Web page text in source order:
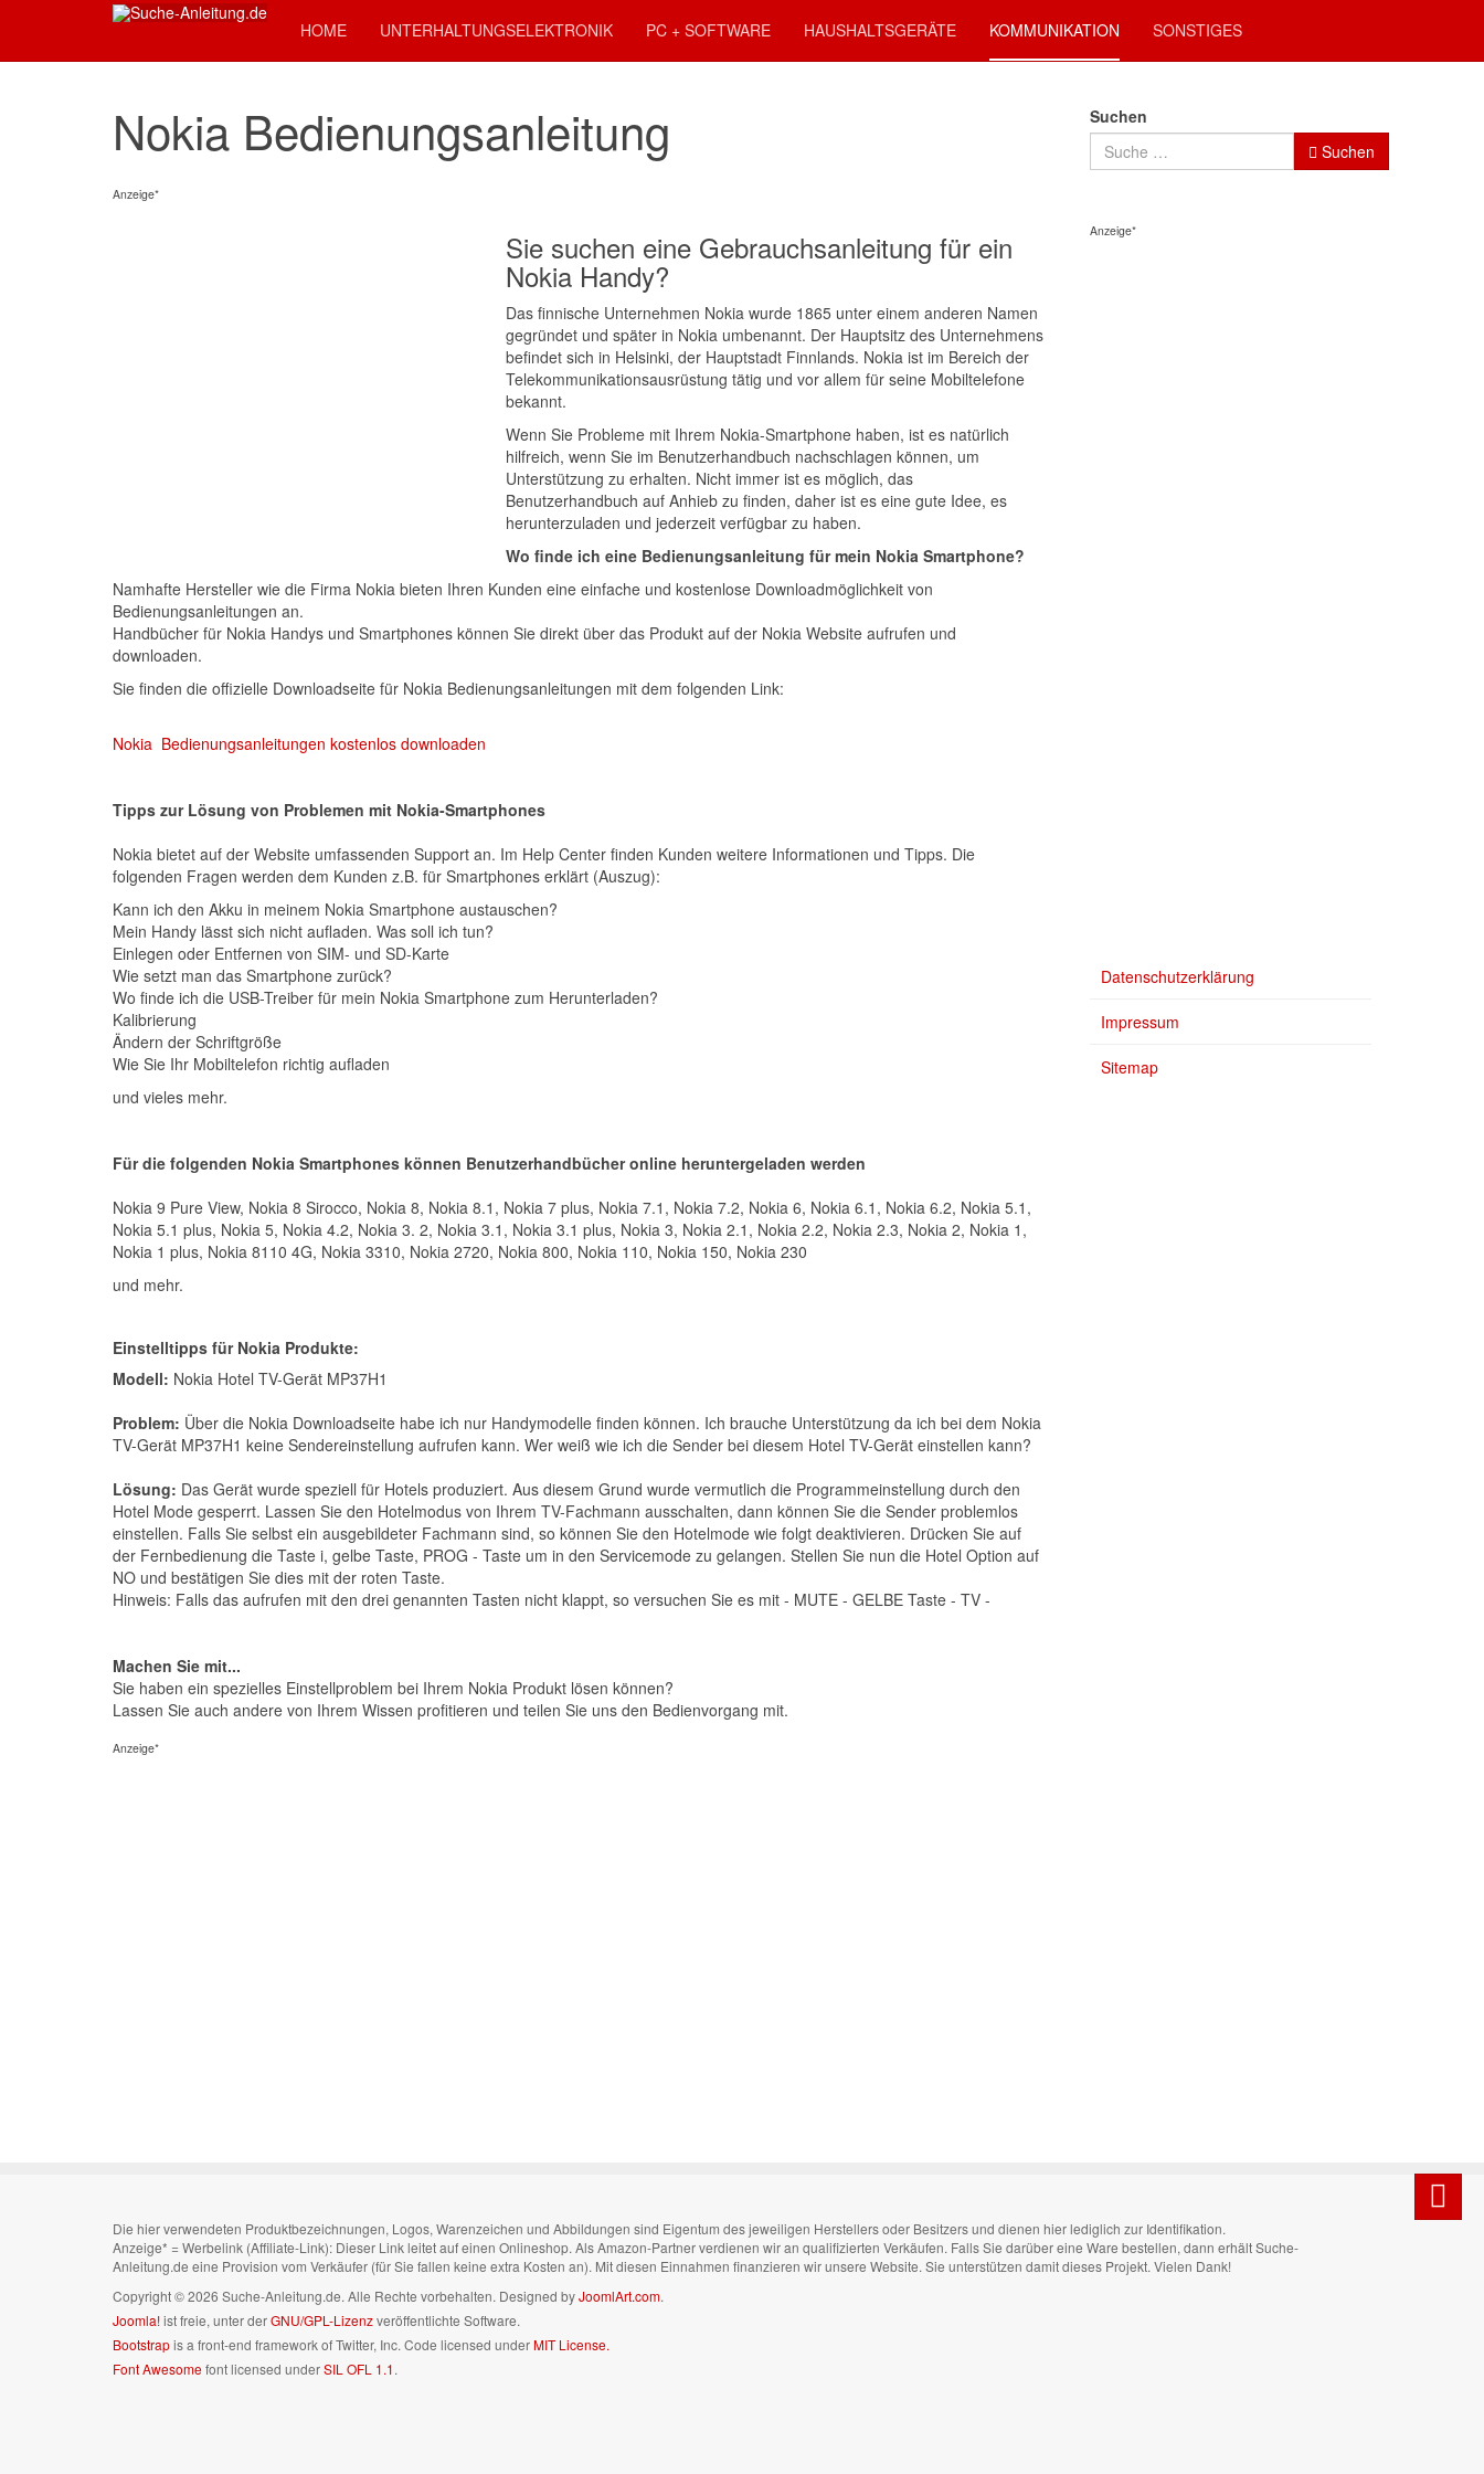
HOME UNTERHALTUNGSELEKTRONIK PC + SOFTWARE HAUSHALTSGERÄTE KOMMUNIKATION SONSTIGES
Nokia Bedienungsanleitung
Anzeige*
Sie suchen eine Gebrauchsanleitung für ein
Nokia Handy?
Das finnische Unternehmen Nokia wurde 1865 unter einem anderen Namen
gegründet und später in Nokia umbenannt. Der Hauptsitz des Unternehmens
befindet sich in Helsinki, der Hauptstadt Finnlands. Nokia ist im Bereich der
Telekommunikationsausrüstung tätig und vor allem für seine Mobiltelefone
bekannt.
Wenn Sie Probleme mit Ihrem Nokia-Smartphone haben, ist es natürlich
hilfreich, wenn Sie im Benutzerhandbuch nachschlagen können, um
Unterstützung zu erhalten. Nicht immer ist es möglich, das
Benutzerhandbuch auf Anhieb zu finden, daher ist es eine gute Idee, es
herunterzuladen und jederzeit verfügbar zu haben.
Wo finde ich eine Bedienungsanleitung für mein Nokia Smartphone?
Namhafte Hersteller wie die Firma Nokia bieten Ihren Kunden eine einfache und kostenlose Downloadmöglichkeit von
Bedienungsanleitungen an.
Handbücher für Nokia Handys und Smartphones können Sie direkt über das Produkt auf der Nokia Website aufrufen und
downloaden.
Sie finden die offizielle Downloadseite für Nokia Bedienungsanleitungen mit dem folgenden Link:
Nokia Bedienungsanleitungen kostenlos downloaden
Tipps zur Lösung von Problemen mit Nokia-Smartphones
Nokia bietet auf der Website umfassenden Support an. Im Help Center finden Kunden weitere Informationen und Tipps. Die
folgenden Fragen werden dem Kunden z.B. für Smartphones erklärt (Auszug):
Kann ich den Akku in meinem Nokia Smartphone austauschen?
Mein Handy lässt sich nicht aufladen. Was soll ich tun?
Einlegen oder Entfernen von SIM- und SD-Karte
Wie setzt man das Smartphone zurück?
Wo finde ich die USB-Treiber für mein Nokia Smartphone zum Herunterladen?
Kalibrierung
Ändern der Schriftgröße
Wie Sie Ihr Mobiltelefon richtig aufladen
und vieles mehr.
Für die folgenden Nokia Smartphones können Benutzerhandbücher online heruntergeladen werden
Nokia 9 Pure View, Nokia 8 Sirocco, Nokia 8, Nokia 8.1, Nokia 7 plus, Nokia 7.1, Nokia 7.2, Nokia 6, Nokia 6.1, Nokia 6.2, Nokia 5.1,
Nokia 5.1 plus, Nokia 5, Nokia 4.2, Nokia 3. 2, Nokia 3.1, Nokia 3.1 plus, Nokia 3, Nokia 2.1, Nokia 2.2, Nokia 2.3, Nokia 2, Nokia 1,
Nokia 1 plus, Nokia 8110 4G, Nokia 3310, Nokia 2720, Nokia 800, Nokia 110, Nokia 150, Nokia 230
und mehr.
Einstelltipps für Nokia Produkte:
Modell: Nokia Hotel TV-Gerät MP37H1
Problem: Über die Nokia Downloadseite habe ich nur Handymodelle finden können. Ich brauche Unterstützung da ich bei dem Nokia
TV-Gerät MP37H1 keine Sendereinstellung aufrufen kann. Wer weiß wie ich die Sender bei diesem Hotel TV-Gerät einstellen kann?
Lösung: Das Gerät wurde speziell für Hotels produziert. Aus diesem Grund wurde vermutlich die Programmeinstellung durch den
Hotel Mode gesperrt. Lassen Sie den Hotelmodus von Ihrem TV-Fachmann ausschalten, dann können Sie die Sender problemlos
einstellen. Falls Sie selbst ein ausgebildeter Fachmann sind, so können Sie den Hotelmode wie folgt deaktivieren. Drücken Sie auf
der Fernbedienung die Taste i, gelbe Taste, PROG - Taste um in den Servicemode zu gelangen. Stellen Sie nun die Hotel Option auf
NO und bestätigen Sie dies mit der roten Taste.
Hinweis: Falls das aufrufen mit den drei genannten Tasten nicht klappt, so versuchen Sie es mit - MUTE - GELBE Taste - TV -
Machen Sie mit...
Sie haben ein spezielles Einstellproblem bei Ihrem Nokia Produkt lösen können?
Lassen Sie auch andere von Ihrem Wissen profitieren und teilen Sie uns den Bedienvorgang mit.
Anzeige*
Suchen
Suchen
Anzeige*
Datenschutzerklärung
Impressum
Sitemap
Die hier verwendeten Produktbezeichnungen, Logos, Warenzeichen und Abbildungen sind Eigentum des jeweiligen Herstellers oder Besitzers und dienen hier lediglich zur Identifikation.
Anzeige* = Werbelink (Affiliate-Link): Dieser Link leitet auf einen Onlineshop. Als Amazon-Partner verdienen wir an qualifizierten Verkäufen. Falls Sie darüber eine Ware bestellen, dann erhält Suche-
Anleitung.de eine Provision vom Verkäufer (für Sie fallen keine extra Kosten an). Mit diesen Einnahmen finanzieren wir unsere Website. Sie unterstützen damit dieses Projekt. Vielen Dank!
Copyright © 2026 Suche-Anleitung.de. Alle Rechte vorbehalten. Designed byJoomlArt.com.
Joomla!ist freie, unter derGNU/GPL-Lizenzveröffentlichte Software.
Bootstrapis a front-end framework of Twitter, Inc. Code licensed underMIT License.
Font Awesomefont licensed underSIL OFL 1.1.